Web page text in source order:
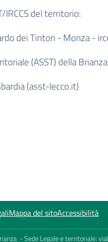
IRCCS del territorio:
dei Tintori - Monza -
(ASST) della
(asst-lecco.it)
Mappa del sitoAccessibilità
- Sede Legale e